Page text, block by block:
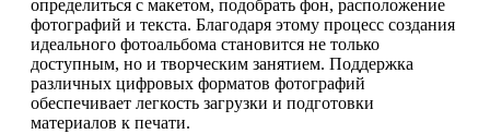
определиться с макетом, подобрать фон, расположение
фотографий и текста. Благодаря этому процесс создания
идеального фотоальбома становится не только
доступным, но и творческим занятием. Поддержка
различных цифровых форматов фотографий
обеспечивает легкость загрузки и подготовки
материалов к печати.